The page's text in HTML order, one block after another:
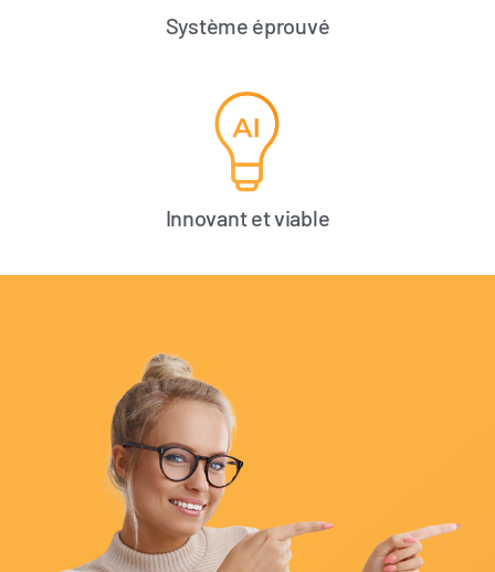
Système éprouvé
Innovant et viable